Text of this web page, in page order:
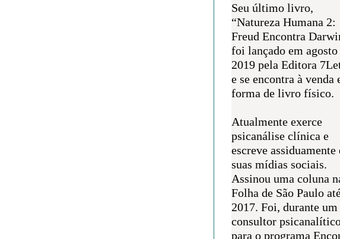
Seu último livro,
“Natureza Humana 2:
Freud Encontra
foi lançado em agosto
2019 pela Editora
e se encontra à venda
forma de livro físico.
Atualmente exerce
psicanálise clínica e
escreve assiduamente
suas mídias sociais.
Assinou uma coluna
Folha de São Paulo
2017. Foi, durante um
consultor
para o programa